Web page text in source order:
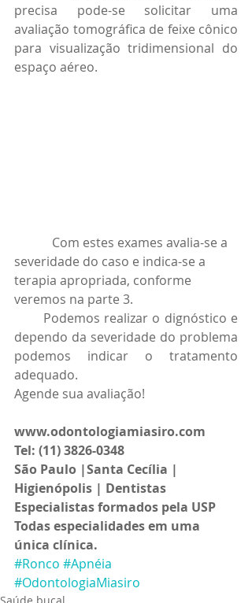
precisa pode-se solicitar uma
avaliação tomográfica de feixe cônico
para visualização tridimensional do
espaço aéreo.
severidade do caso e indica-se a
terapia apropriada, conforme
veremos na parte 3.
dependo da severidade do problema
podemos indicar o tratamento
adequado.
Agende sua avaliação!
www.odontologiamiasiro.com
Tel: (11) 3826-0348
São Paulo |Santa Cecília |
Higienópolis | Dentistas
Especialistas formados pela USP
Todas especialidades em uma
única clínica.
#Ronco #Apnéia
#OdontologiaMiasiro
Saúde bucal